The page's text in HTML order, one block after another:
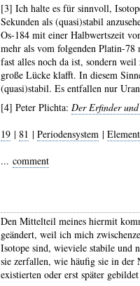
[3] Ich halte es für sinnvoll,
Sekunden als (quasi)stabil
Os‑184 mit einer Halb­werts­zeit
mehr als vom folgenden
fast alles noch da ist, sondern
große Lücke klafft. In diesem
(quasi)stabil. Es entfallen nur
[4] Peter Plichta: Der Erfinder
19 | 81 | Periodensystem |
... comment
Den Mittelteil meines hiermit
geändert, weil ich mich
Isotope sind, wieviele stabile und
sie zerfallen, wie häufig sie in
existier­ten oder erst später